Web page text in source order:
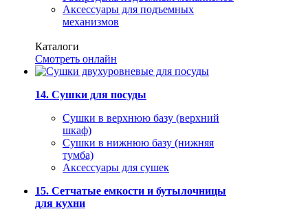
Аксессуары для подъемных
механизмов
Каталоги
Смотреть онлайн
14. Сушки для посуды
Сушки в верхнюю базу (верхний
шкаф)
Сушки в нижнюю базу (нижняя
тумба)
Аксессуары для сушек
15. Сетчатые емкости и бутылочницы
для кухни